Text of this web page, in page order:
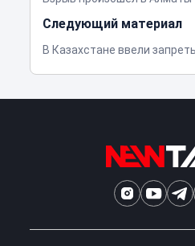
Следующий материал
В Казахстане ввели